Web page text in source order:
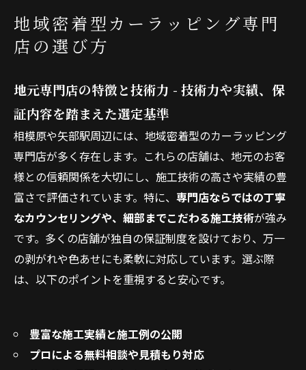
地域密着型カーラッピング専門
店の選び方
地元専門店の特徴と技術力 - 技術力や実績、保
証内容を踏まえた選定基準
相模原や矢部駅周辺には、地域密着型のカーラッピング
専門店が多く存在します。これらの店舗は、地元のお客
様との信頼関係を大切にし、施工技術の高さや実績の豊
富さで評価されています。特に、 専門店ならではの丁寧
なカウンセリングや、細部までこだわる施工技術が強み
です。多くの店舗が独自の保証制度を設けており、万一
の剥がれや色あせにも柔軟に対応しています。選ぶ際
は、以下のポイントを重視すると安心です。
豊富な施工実績と施工例の公開
プロによる無料相談や見積もり対応